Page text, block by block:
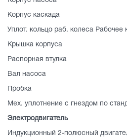
Корпус каскада
Уплот. кольцо раб. колеса Рабочее
Крышка корпуса
Распорная втулка
Вал насоса
Пробка
Мех. уплотнение с гнездом по
Электродвигатель
Индукционный 2-полюсный